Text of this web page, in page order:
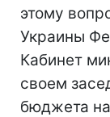
этому
Украины
Кабинет
своем
бюджета